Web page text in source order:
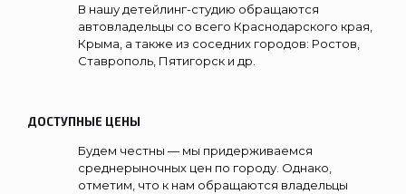
В нашу детейлинг-студию обращаются
автовладельцы со всего Краснодарского края,
Крыма, а также из соседних городов: Ростов,
Ставрополь, Пятигорск и др.
ДОСТУПНЫЕ ЦЕНЫ
Будем честны — мы придерживаемся
среднерыночных цен по городу. Однако,
отметим, что к нам обращаются владельцы